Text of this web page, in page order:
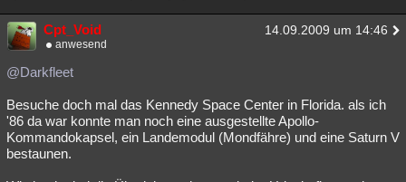
Cpt_Void 14.09.2009 um 14:46
anwesend
@Darkfleet
Besuche doch mal das Kennedy Space Center in Florida. als ich
'86 da war konnte man noch eine ausgestellte Apollo-
Kommandokapsel, ein Landemodul (Mondfähre) und eine Saturn V
bestaunen.